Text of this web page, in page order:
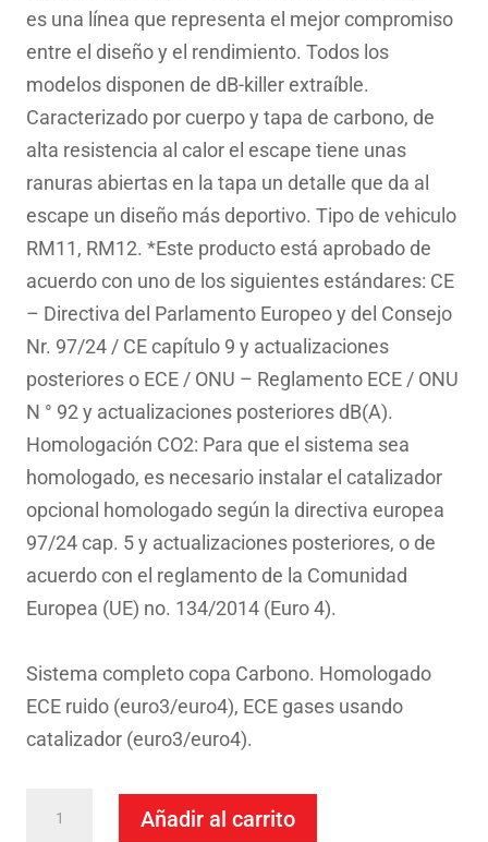
es una línea que representa el mejor compromiso
entre el diseño y el rendimiento. Todos los
modelos disponen de dB-killer extraíble.
Caracterizado por cuerpo y tapa de carbono, de
alta resistencia al calor el escape tiene unas
ranuras abiertas en la tapa un detalle que da al
escape un diseño más deportivo. Tipo de vehiculo
RM11, RM12. *Este producto está aprobado de
acuerdo con uno de los siguientes estándares: CE
– Directiva del Parlamento Europeo y del Consejo
Nr. 97/24 / CE capítulo 9 y actualizaciones
posteriores o ECE / ONU – Reglamento ECE / ONU
N ° 92 y actualizaciones posteriores dB(A).
Homologación CO2: Para que el sistema sea
homologado, es necesario instalar el catalizador
opcional homologado según la directiva europea
97/24 cap. 5 y actualizaciones posteriores, o de
acuerdo con el reglamento de la Comunidad
Europea (UE) no. 134/2014 (Euro 4).
Sistema completo copa Carbono. Homologado
ECE ruido (euro3/euro4), ECE gases usando
catalizador (euro3/euro4).
Añadir al carrito